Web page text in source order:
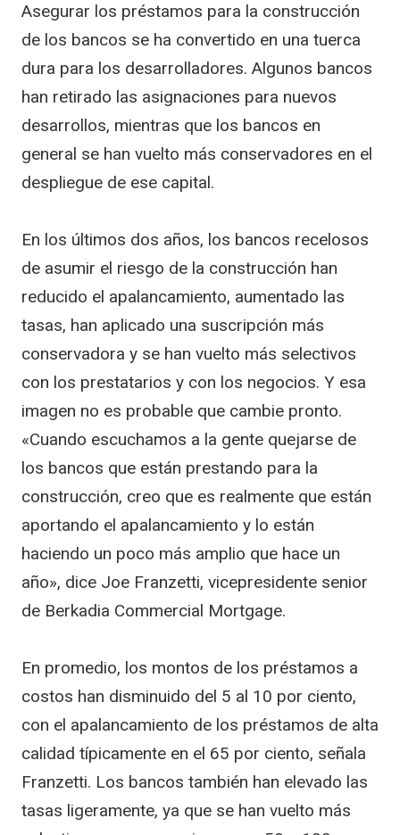
Asegurar los préstamos para la construcción
de los bancos se ha convertido en una tuerca
dura para los desarrolladores. Algunos bancos
han retirado las asignaciones para nuevos
desarrollos, mientras que los bancos en
general se han vuelto más conservadores en el
despliegue de ese capital.
En los últimos dos años, los bancos recelosos
de asumir el riesgo de la construcción han
reducido el apalancamiento, aumentado las
tasas, han aplicado una suscripción más
conservadora y se han vuelto más selectivos
con los prestatarios y con los negocios. Y esa
imagen no es probable que cambie pronto.
«Cuando escuchamos a la gente quejarse de
los bancos que están prestando para la
construcción, creo que es realmente que están
aportando el apalancamiento y lo están
haciendo un poco más amplio que hace un
año», dice Joe Franzetti, vicepresidente senior
de Berkadia Commercial Mortgage.
En promedio, los montos de los préstamos a
costos han disminuido del 5 al 10 por ciento,
con el apalancamiento de los préstamos de alta
calidad típicamente en el 65 por ciento, señala
Franzetti. Los bancos también han elevado las
tasas ligeramente, ya que se han vuelto más